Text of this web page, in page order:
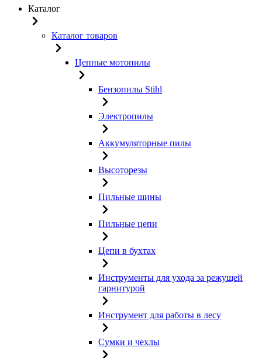
Каталог
Каталог товаров
Цепные мотопилы
Бензопилы Stihl
Электропилы
Аккумуляторные пилы
Высоторезы
Пильные шины
Пильные цепи
Цепи в бухтах
Инструменты для ухода за режущей
гарнитурой
Инструмент для работы в лесу
Сумки и чехлы